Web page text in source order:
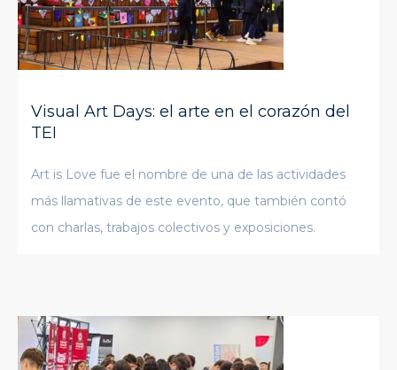
Visual Art Days: el arte en el corazón del
TEI
Art is Love fue el nombre de una de las actividades
más llamativas de este evento, que también contó
con charlas, trabajos colectivos y exposiciones.